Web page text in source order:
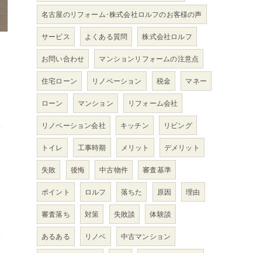
名古屋のリフォーム･株式会社ロルフのお客様の声
サービス よくある質問 株式会社ロルフ
お問い合わせ マンションリフォームの注意点
住宅ローン リノベーション 税金 マネー
ローン マンション リフォーム会社
リノベーション会社 キッチン リビング
トイレ 工事時期 メリット デメリット
失敗 後悔 中古物件 審査基準
ポイント ロルフ 落ちた 原因 理由
審査落ち 対策 失敗談 体験談
あるある リノベ 中古マンション